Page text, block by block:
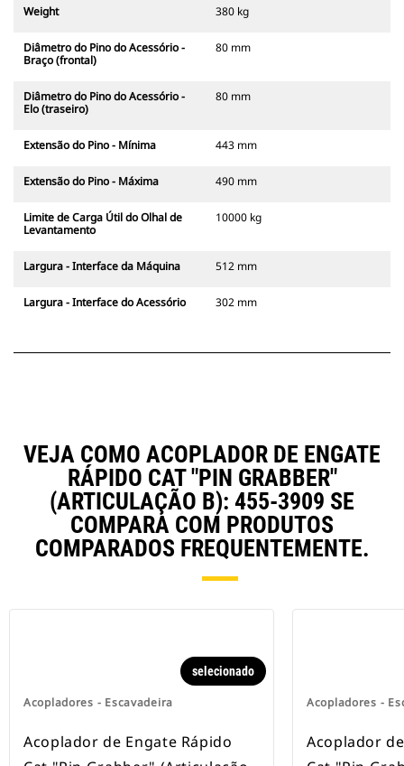
Weight 380 kg
Diâmetro do Pino do Acessório -
Braço (frontal)
80 mm
Diâmetro do Pino do Acessório -
Elo (traseiro)
80 mm
Extensão do Pino - Mínima 443 mm
Extensão do Pino - Máxima 490 mm
Limite de Carga Útil do Olhal de
Levantamento
10000 kg
Largura - Interface da Máquina 512 mm
Largura - Interface do Acessório 302 mm
VEJA COMO ACOPLADOR DE ENGATE
RÁPIDO CAT "PIN GRABBER"
(ARTICULAÇÃO B): 455-3909 SE
COMPARA COM PRODUTOS
COMPARADOS FREQUENTEMENTE.
Acopladores - Escavadeira
selecionado
Acoplador de Engate Rápido
Acopladores -
Acoplador